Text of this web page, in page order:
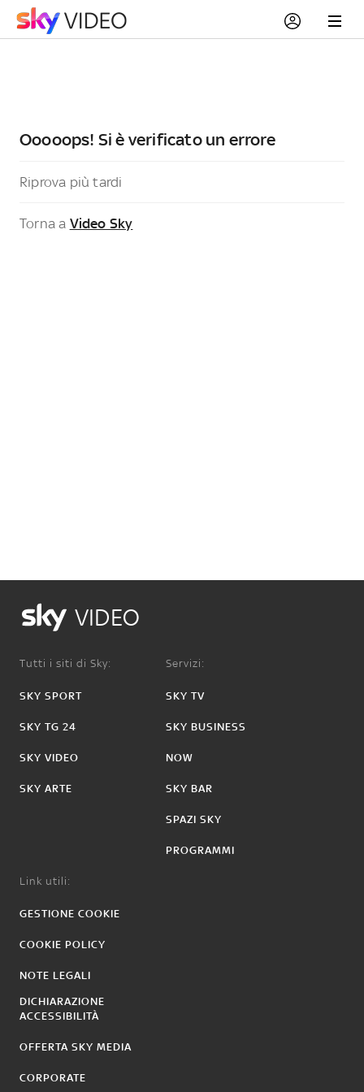
Ooooops! Si è verificato un errore
Riprova più tardi
Torna a Video Sky
VIDEO
Tutti i siti di Sky:
SKY SPORT
SKY TG 24
SKY VIDEO
SKY ARTE
Servizi:
SKY TV
SKY BUSINESS
NOW
SKY BAR
SPAZI SKY
PROGRAMMI
Link utili:
GESTIONE COOKIE
COOKIE POLICY
NOTE LEGALI
DICHIARAZIONE
ACCESSIBILITÀ
OFFERTA SKY MEDIA
CORPORATE